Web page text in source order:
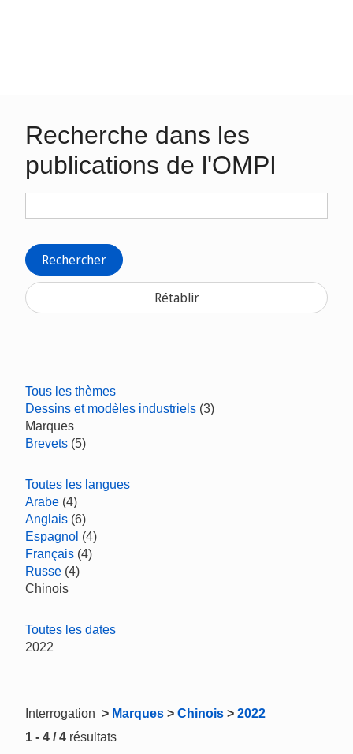
Recherche dans les
publications de l'OMPI
Rechercher
Rétablir
Tous les thèmes
Dessins et modèles industriels (3)
Marques
Brevets (5)
Toutes les langues
Arabe (4)
Anglais (6)
Espagnol (4)
Français (4)
Russe (4)
Chinois
Toutes les dates
2022
Interrogation > Marques > Chinois > 2022
1 - 4 / 4 résultats